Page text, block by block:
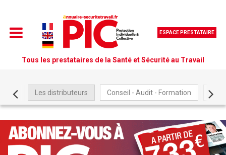
ESPACE PRESTATAIRE
Tous les prestataires de la Santé et Sécurité au Travail
Les distributeurs Conseil - Audit - Formation Être